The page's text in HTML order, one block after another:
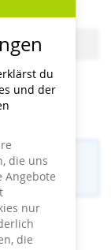
du
und der
die uns
Angebote
nur
die